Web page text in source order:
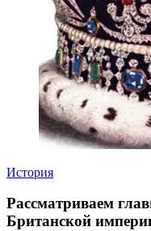
История
Рассматриваем
Британской